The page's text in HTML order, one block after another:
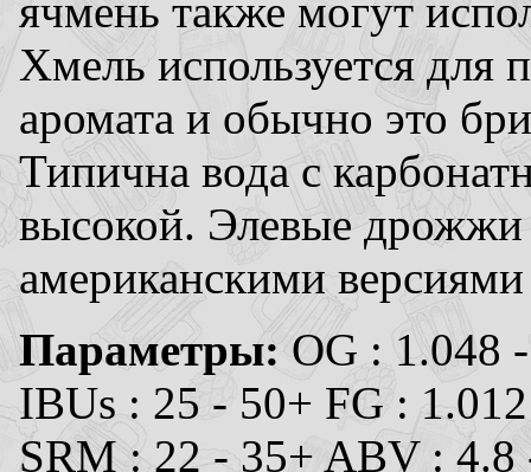
ячмень также могут
Хмель используется для
аромата и обычно это
Типична вода с
высокой. Элевые
американскими
Параметры:OG : 1.048
IBUs : 25 - 50+ FG :
SRM : 22 - 35+ ABV : 4.8